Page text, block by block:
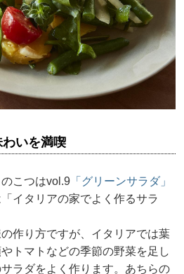
いを満喫
こつはvol.9 「グリーンサラダ」
イタリアの家でよく作るサラ
の作り方ですが、イタリアでは葉
トマトなどの季節の野菜を足し
ラダをよく作ります。あちらの